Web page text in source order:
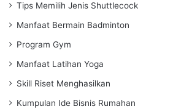
Tips Memilih Jenis Shuttlecock
Manfaat Bermain Badminton
Program Gym
Manfaat Latihan Yoga
Skill Riset Menghasilkan
Kumpulan Ide Bisnis Rumahan